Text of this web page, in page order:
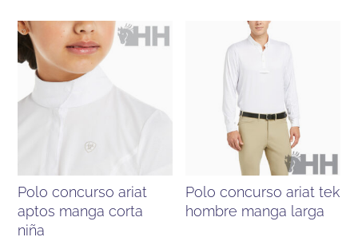
polo concurso ariat
aptos manga corta
niña
polo concurso ariat tek
hombre manga larga